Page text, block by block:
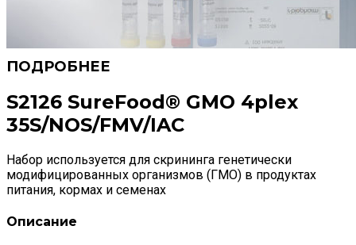
S2126 SureFood® GMO 4plex
35S/NOS/FMV/IAC
Набор используется для скрининга генетически
модифицированных организмов (ГМО) в продуктах
питания, кормах и семенах
Описание